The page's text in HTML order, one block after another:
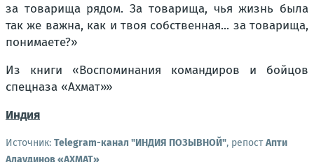
за товарища рядом. За товарища, чья жизнь была
так же важна, как и твоя собственная... за товарища,
понимаете?»
Из книги «Воспоминания командиров и бойцов
спецназа «Ахмат»»
Индия
Источник: Telegram-канал "ИНДИЯ ПОЗЫВНОЙ", репостАпти
Алаудинов «АХМАТ»